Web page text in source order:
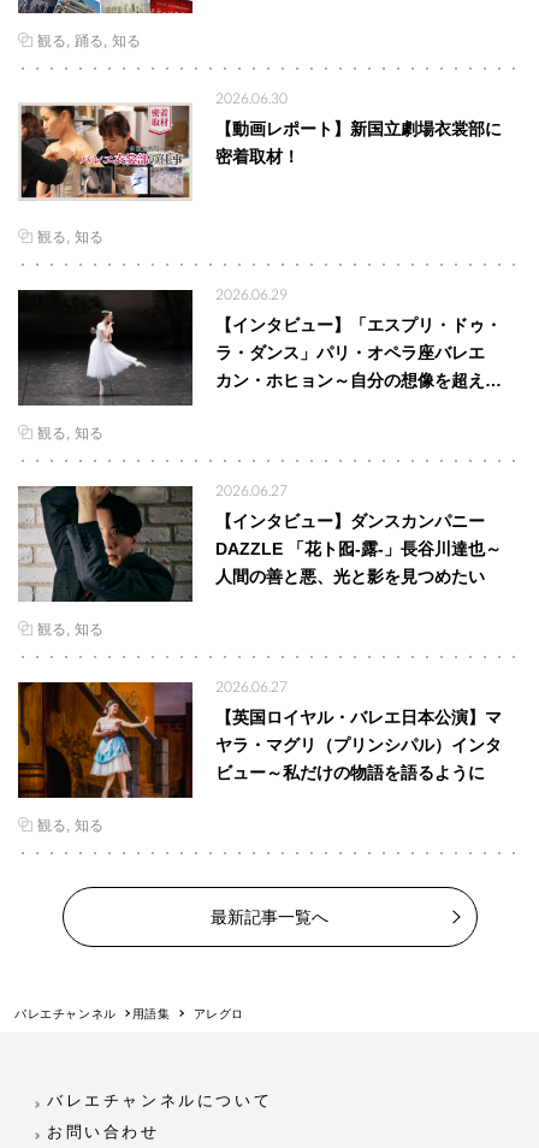
観る 踊る 知る
2026.06.30
【動画レポート】新国立劇場衣裳部に
密着取材！
観る 知る
2026.06.29
【インタビュー】「エスプリ・ドゥ・
ラ・ダンス」パリ・オペラ座バレエ
カン・ホヒョン～自分の想像を超え…
観る 知る
2026.06.27
【インタビュー】ダンスカンパニー
DAZZLE 「花ト囮-露-」長谷川達也～
人間の善と悪、光と影を見つめたい
観る 知る
2026.06.27
【英国ロイヤル・バレエ日本公演】マ
ヤラ・マグリ（プリンシパル）インタ
ビュー～私だけの物語を語るように
観る 知る
最新記事一覧へ
バレエチャンネル 用語集 アレグロ
バレエチャンネルについて
お問い合わせ